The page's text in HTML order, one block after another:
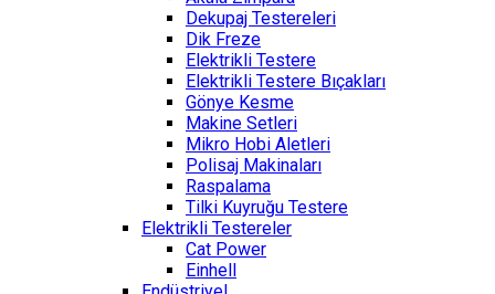
Dekupaj Testereleri
Dik Freze
Elektrikli Testere
Elektrikli Testere Bıçakları
Gönye Kesme
Makine Setleri
Mikro Hobi Aletleri
Polisaj Makinaları
Raspalama
Tilki Kuyruğu Testere
Elektrikli Testereler
Cat Power
Einhell